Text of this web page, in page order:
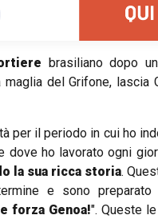
brasiliano dopo
maglia del Grifone, lascia
per il periodo in cui ho
dove ho lavorato ogni
la sua ricca storia.
e sono
forza Genoa!". Queste